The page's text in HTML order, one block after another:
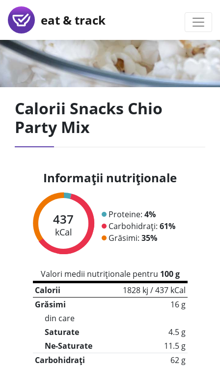
eat & track
Calorii Snacks Chio
Party Mix
Informații nutriționale
437
kCal
Proteine: 4%
Carbohidrați: 61%
Grăsimi: 35%
Valori medii nutriționale pentru 100 g
Calorii
1828 kj / 437 kCal
Grăsimi
16 g
din care
Saturate
4.5 g
Ne-Saturate
11.5 g
Carbohidrați
62 g